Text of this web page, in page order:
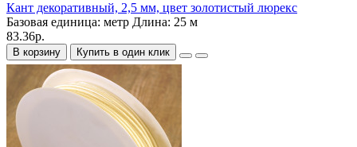
Кант декоративный, 2,5 мм, цвет золотистый люрекс
Базовая единица: метр Длина: 25 м
83.36р.
В корзину Купить в один клик